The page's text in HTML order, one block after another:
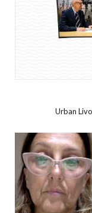
Urban